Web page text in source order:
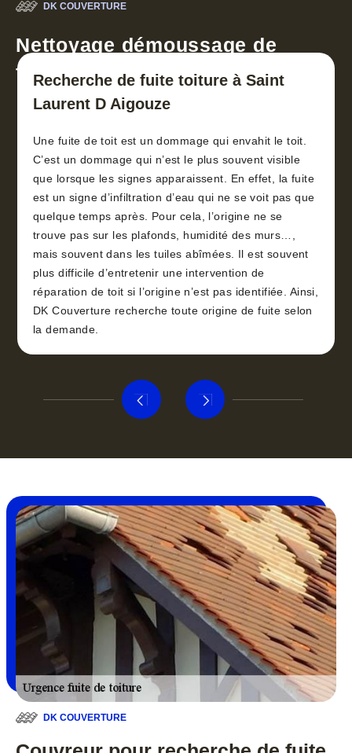
DK COUVERTURE
Nettoyage démoussage de
toiture 30
Recherche de fuite toiture à Saint
Laurent D Aigouze
Une fuite de toit est un dommage qui envahit le toit.
C’est un dommage qui n’est le plus souvent visible
que lorsque les signes apparaissent. En effet, la fuite
est un signe d’infiltration d’eau qui ne se voit pas que
quelque temps après. Pour cela, l’origine ne se
trouve pas sur les plafonds, humidité des murs…,
mais souvent dans les tuiles abîmées. Il est souvent
plus difficile d’entretenir une intervention de
réparation de toit si l’origine n’est pas identifiée. Ainsi,
DK Couverture recherche toute origine de fuite selon
la demande.
DK COUVERTURE